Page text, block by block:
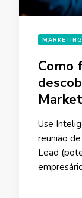
MARKETING
Como
Use
reunião
Lead